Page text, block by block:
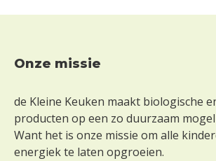
Footer
Onze missie
de Kleine Keuken maakt biologische
producten op een zo duurzaam
Want het is onze missie om alle
energiek te laten opgroeien.